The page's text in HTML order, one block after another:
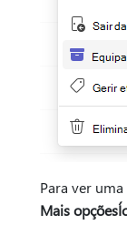
Para ver
Mais